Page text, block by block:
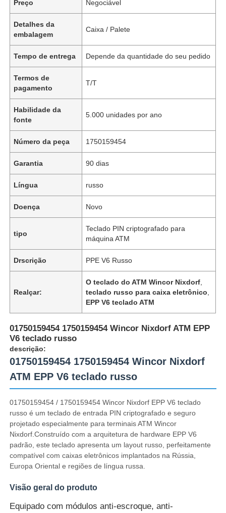
Preço Negociável
Detalhes da
embalagem
Caixa / Palete
Tempo de entrega Depende da quantidade do seu pedido
Termos de
pagamento
T/T
Habilidade da
fonte
5.000 unidades por ano
Número da peça 1750159454
Garantia 90 dias
Língua russo
Doença Novo
tipo
Teclado PIN criptografado para
máquina ATM
Drscrição PPE V6 Russo
Realçar:
O teclado do ATM Wincor Nixdorf
teclado russo para caixa eletrônico
EPP V6 teclado ATM
01750159454 1750159454 Wincor Nixdorf ATM EPP
V6 teclado russo
descrição:
01750159454 1750159454 Wincor Nixdorf
ATM EPP V6 teclado russo
01750159454 / 1750159454 Wincor Nixdorf EPP V6 teclado
russo é um teclado de entrada PIN criptografado e seguro
projetado especialmente para terminais ATM Wincor
Nixdorf.Construído com a arquitetura de hardware EPP V6
padrão, este teclado apresenta um layout russo, perfeitamente
compatível com caixas eletrônicos implantados na Rússia,
Europa Oriental e regiões de língua russa.
Visão geral do produto
Equipado com módulos anti-escroque, anti-